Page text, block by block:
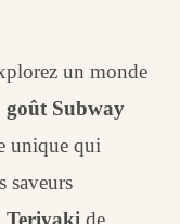
un monde
goût Subway
unique qui
saveurs
Teriyaki de